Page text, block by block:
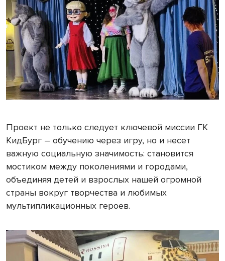
Проект не только следует ключевой миссии ГК
КидБург – обучению через игру, но и несет
важную социальную значимость: становится
мостиком между поколениями и городами,
объединяя детей и взрослых нашей огромной
страны вокруг творчества и любимых
мультипликационных героев.